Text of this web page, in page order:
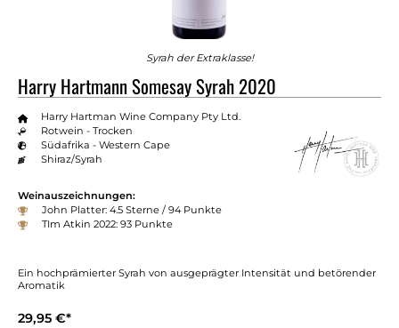
Syrah der Extraklasse!
Harry Hartmann Somesay Syrah 2020
Harry Hartman Wine Company Pty Ltd.
Rotwein - Trocken
Südafrika - Western Cape
Shiraz/Syrah
Weinauszeichnungen:
John Platter: 4.5 Sterne / 94 Punkte
TIm Atkin 2022: 93 Punkte
Ein hochprämierter Syrah von ausgeprägter Intensität und betörender
Aromatik
29,95 €*